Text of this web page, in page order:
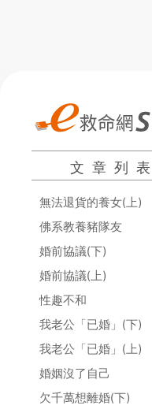
文章列表
無法退貨的養女(上)
佛系教養豬隊友
婚前協議(下)
婚前協議(上)
性趣不和
我老公「已婚」(下)
我老公「已婚」(上)
婚姻沒了自己
欠千萬想離婚(下)